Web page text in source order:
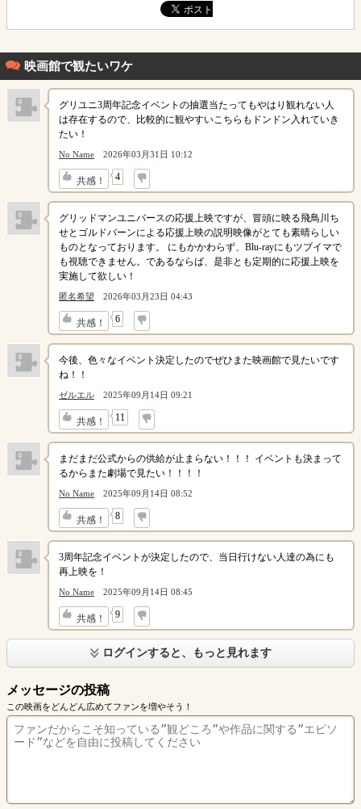
映画館で観たいワケ
グリユニ3周年記念イベントの抽選当たってもやはり観れない人
は存在するので、比較的に観やすいこちらもドンドン入れていき
たい！
No Name 2026年03月31日 10:12
共感！ 4
↓
グリッドマンユニバースの応援上映ですが、冒頭に映る飛鳥川ち
せとゴルドバーンによる応援上映の説明映像がとても素晴らしい
ものとなっております。 にもかかわらず、Blu-rayにもツブイマで
も視聴できません。であるならば、是非とも定期的に応援上映を
実施して欲しい！
匿名希望 2026年03月23日 04:43
共感！ 6
↓
今後、色々なイベント決定したのでぜひまた映画館で見たいです
ね！！
ゼルエル 2025年09月14日 09:21
共感！ 11
↓
まだまだ公式からの供給が止まらない！！！ イベントも決まって
るからまた劇場で見たい！！！！
No Name 2025年09月14日 08:52
共感！ 8
↓
3周年記念イベントが決定したので、当日行けない人達の為にも
再上映を！
No Name 2025年09月14日 08:45
共感！ 9
↓
ログインすると、もっと見れます
メッセージの投稿
この映画をどんどん広めてファンを増やそう！